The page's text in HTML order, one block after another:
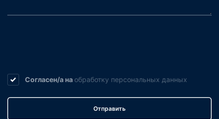
Согласен/а на обработку персональных данных
Отправить